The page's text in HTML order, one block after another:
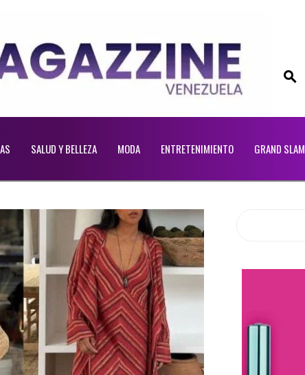
SALUD Y BELLEZA MODA ENTRETENIMIENTO GRAND SLAM